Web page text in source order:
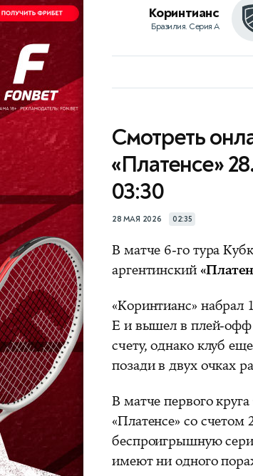
Коринтианс
Бразилия. Серия А
Смотреть
«Платенсе»
03:30
28 МАЯ 2026 02:35
В матче 6-го тура
аргентинский
«Коринтианс» набрал
Е и вышел в плей-офф
счету, однако клуб
позади в двух очках
В матче первого
«Платенсе» со
беспроигрышную
имеют ни одного